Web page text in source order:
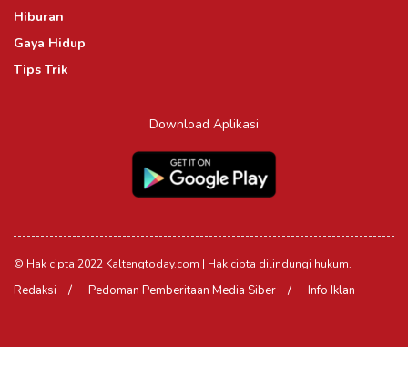
Hiburan
Gaya Hidup
Tips Trik
Download Aplikasi
© Hak cipta 2022 Kaltengtoday.com | Hak cipta dilindungi hukum.
Redaksi Pedoman Pemberitaan Media Siber Info Iklan